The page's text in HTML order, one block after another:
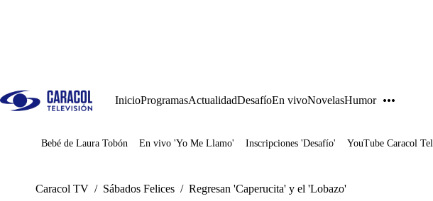
InicioProgramasActualidadDesafíoEn vivoNovelasHumor
Juegos
Bebé de Laura Tobón En vivo 'Yo Me Llamo' Inscripciones 'Desafío' YouTube Caracol
Caracol TV / Sábados Felices / Regresan 'Caperucita' y el 'Lobazo'